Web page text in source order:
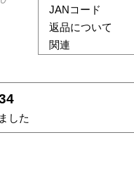
JANコード
返品について
関連
した